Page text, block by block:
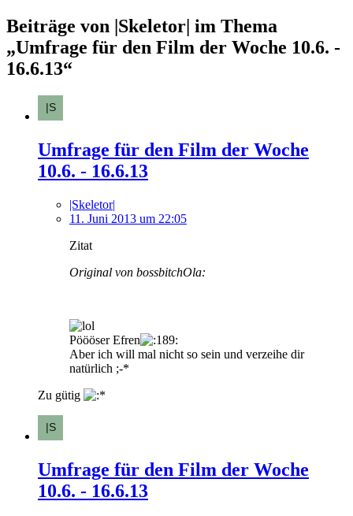
Beiträge von |Skeletor| im Thema
„Umfrage für den Film der Woche 10.6. -
16.6.13“
Umfrage für den Film der Woche
10.6. - 16.6.13
|Skeletor|
11. Juni 2013 um 22:05
Zitat
Original von bossbitchOla:
Pöööser Efren
Aber ich will mal nicht so sein und verzeihe dir
natürlich ;-*
Zu gütig
Umfrage für den Film der Woche
10.6. - 16.6.13